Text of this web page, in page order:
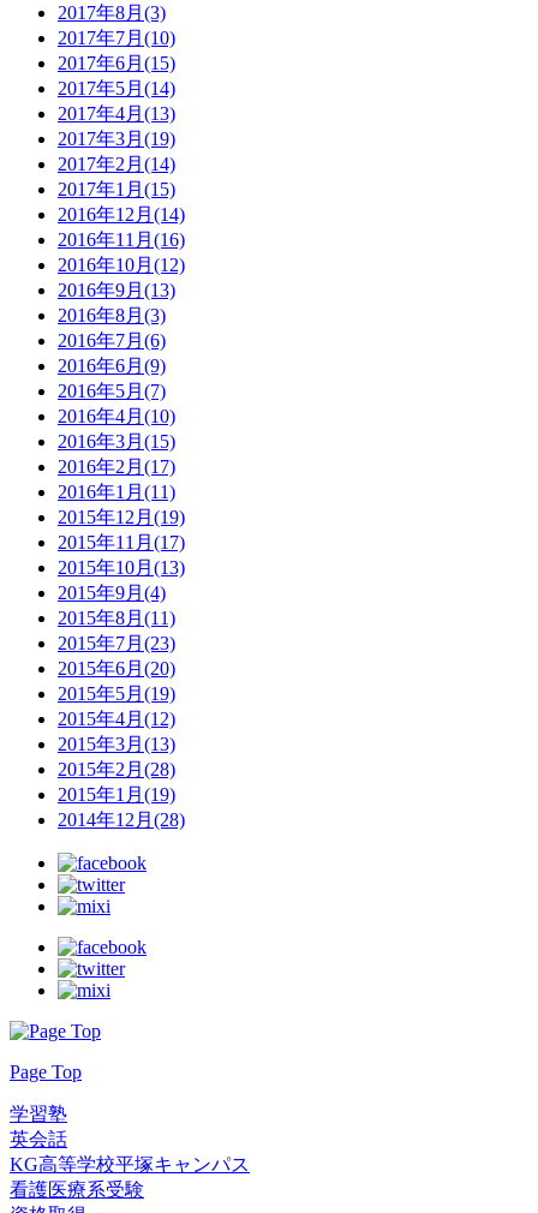
2017年8月(3)
2017年7月(10)
2017年6月(15)
2017年5月(14)
2017年4月(13)
2017年3月(19)
2017年2月(14)
2017年1月(15)
2016年12月(14)
2016年11月(16)
2016年10月(12)
2016年9月(13)
2016年8月(3)
2016年7月(6)
2016年6月(9)
2016年5月(7)
2016年4月(10)
2016年3月(15)
2016年2月(17)
2016年1月(11)
2015年12月(19)
2015年11月(17)
2015年10月(13)
2015年9月(4)
2015年8月(11)
2015年7月(23)
2015年6月(20)
2015年5月(19)
2015年4月(12)
2015年3月(13)
2015年2月(28)
2015年1月(19)
2014年12月(28)
Page Top
学習塾
英会話
KG高等学校平塚キャンパス
看護医療系受験